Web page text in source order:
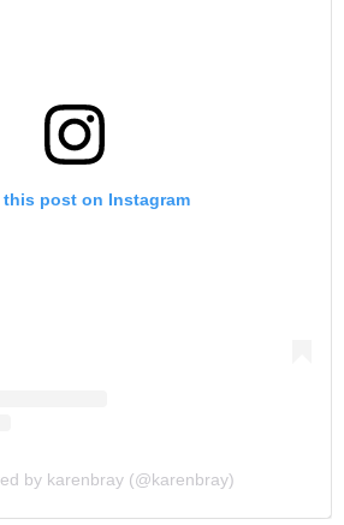
this post on Instagram
by karenbray (@karenbray)